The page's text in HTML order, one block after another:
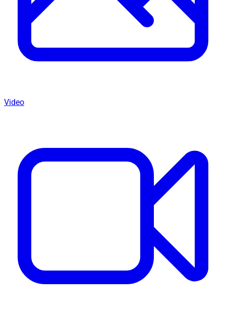
Video